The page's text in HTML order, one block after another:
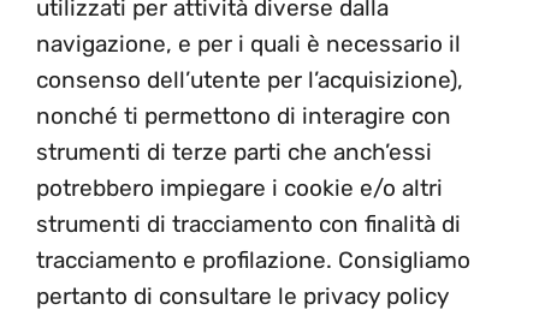
utilizzati per attività diverse dalla
navigazione, e per i quali è necessario il
consenso dell’utente per l’acquisizione),
nonché ti permettono di interagire con
strumenti di terze parti che anch’essi
potrebbero impiegare i cookie e/o altri
strumenti di tracciamento con finalità di
tracciamento e profilazione. Consigliamo
pertanto di consultare le privacy policy